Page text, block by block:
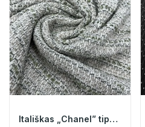
Itališkas „Chanel” tipo audinys 014710